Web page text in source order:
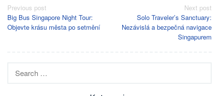
Post
navigation
Previous post
Big Bus Singapore Night Tour:
Objevte krásu města po setmění
Next post
Solo Traveler’s Sanctuary:
Nezávislá a bezpečná navigace
Singapurem
for: